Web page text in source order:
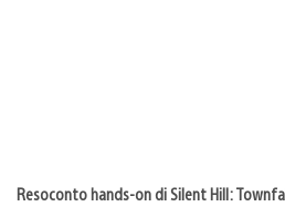
Resoconto hands-on di Silent Hill: